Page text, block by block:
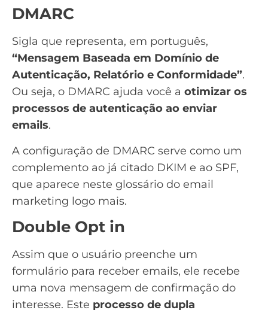
DMARC
Sigla que representa, em português,
“Mensagem Baseada em Domínio de
Autenticação, Relatório e Conformidade”.
Ou seja, o DMARC ajuda você a otimizar os
processos de autenticação ao enviar
emails.
A configuração de DMARC serve como um
complemento ao já citado DKIM e ao SPF,
que aparece neste glossário do email
marketing logo mais.
Double Opt in
Assim que o usuário preenche um
formulário para receber emails, ele recebe
uma nova mensagem de confirmação do
interesse. Este processo de dupla